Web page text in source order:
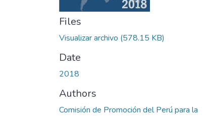
Files
Visualizar archivo (578.15 KB)
Date
2018
Authors
Comisión de Promoción del Perú para la